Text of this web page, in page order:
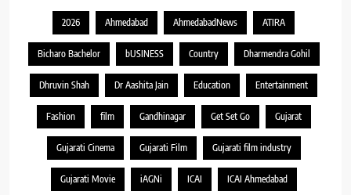
2026 Ahmedabad AhmedabadNews ATIRA
Bicharo Bachelor bUSINESS Country Dharmendra Gohil
Dhruvin Shah Dr Aashita Jain Education Entertainment
Fashion film Gandhinagar Get Set Go Gujarat
Gujarati Cinema Gujarati Film Gujarati film industry
Gujarati Movie iAGNi ICAI ICAI Ahmedabad